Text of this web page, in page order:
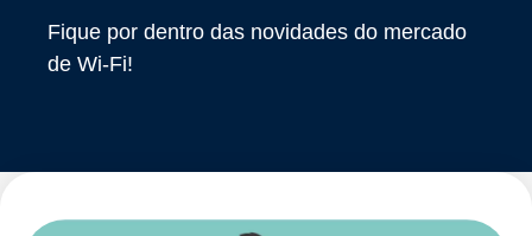
Fique por dentro das novidades do mercado
de Wi-Fi!